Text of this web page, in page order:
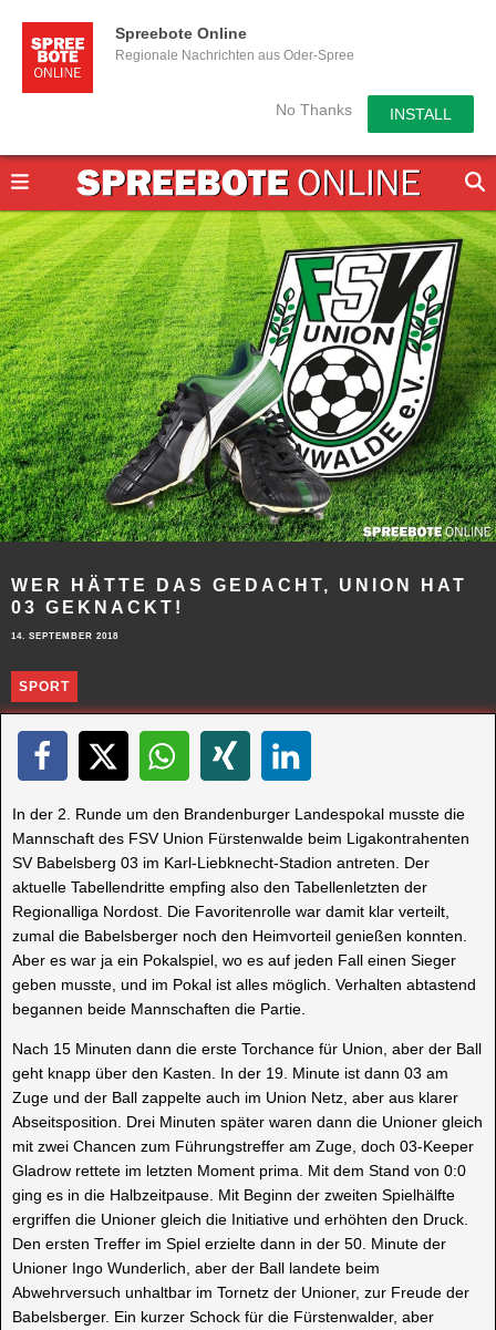
Spreebote Online
Regionale Nachrichten aus Oder-Spree
No Thanks INSTALL
WER HÄTTE DAS GEDACHT, UNION HAT
03 GEKNACKT!
14. SEPTEMBER 2018
SPORT
In der 2. Runde um den Brandenburger Landespokal musste die
Mannschaft des FSV Union Fürstenwalde beim Ligakontrahenten
SV Babelsberg 03 im Karl-Liebknecht-Stadion antreten. Der
aktuelle Tabellendritte empfing also den Tabellenletzten der
Regionalliga Nordost. Die Favoritenrolle war damit klar verteilt,
zumal die Babelsberger noch den Heimvorteil genießen konnten.
Aber es war ja ein Pokalspiel, wo es auf jeden Fall einen Sieger
geben musste, und im Pokal ist alles möglich. Verhalten abtastend
begannen beide Mannschaften die Partie.
Nach 15 Minuten dann die erste Torchance für Union, aber der Ball
geht knapp über den Kasten. In der 19. Minute ist dann 03 am
Zuge und der Ball zappelte auch im Union Netz, aber aus klarer
Abseitsposition. Drei Minuten später waren dann die Unioner gleich
mit zwei Chancen zum Führungstreffer am Zuge, doch 03-Keeper
Gladrow rettete im letzten Moment prima. Mit dem Stand von 0:0
ging es in die Halbzeitpause. Mit Beginn der zweiten Spielhälfte
ergriffen die Unioner gleich die Initiative und erhöhten den Druck.
Den ersten Treffer im Spiel erzielte dann in der 50. Minute der
Unioner Ingo Wunderlich, aber der Ball landete beim
Abwehrversuch unhaltbar im Tornetz der Unioner, zur Freude der
Babelsberger. Ein kurzer Schock für die Fürstenwalder, aber